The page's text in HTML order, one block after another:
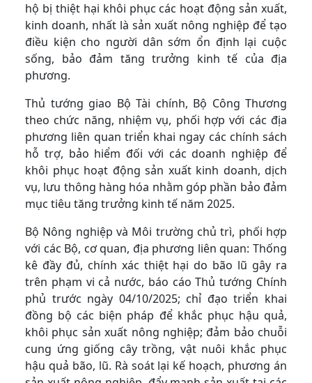
hộ bị thiệt hại khôi phục các hoạt động sản xuất,
kinh doanh, nhất là sản xuất nông nghiệp để tạo
điều kiện cho người dân sớm ổn định lại cuộc
sống, bảo đảm tăng trưởng kinh tế của địa
phương.
Thủ tướng giao Bộ Tài chính, Bộ Công Thương
theo chức năng, nhiệm vụ, phối hợp với các địa
phương liên quan triển khai ngay các chính sách
hỗ trợ, bảo hiểm đối với các doanh nghiệp để
khôi phục hoạt động sản xuất kinh doanh, dịch
vụ, lưu thông hàng hóa nhằm góp phần bảo đảm
mục tiêu tăng trưởng kinh tế năm 2025.
Bộ Nông nghiệp và Môi trường chủ trì, phối hợp
với các Bộ, cơ quan, địa phương liên quan: Thống
kê đầy đủ, chính xác thiệt hại do bão lũ gây ra
trên phạm vi cả nước, báo cáo Thủ tướng Chính
phủ trước ngày 04/10/2025; chỉ đạo triển khai
đồng bộ các biện pháp để khắc phục hậu quả,
khôi phục sản xuất nông nghiệp; đảm bảo chuỗi
cung ứng giống cây trồng, vật nuôi khắc phục
hậu quả bão, lũ. Rà soát lại kế hoạch, phương án